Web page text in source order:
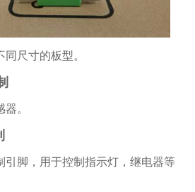
尺寸的板型。
。
引脚，用于控制指示灯，继电器等